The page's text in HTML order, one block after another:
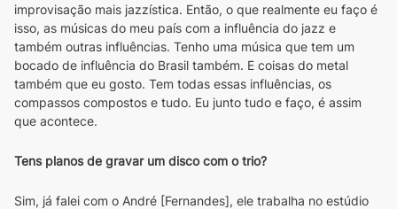
improvisação mais jazzística. Então, o que realmente eu faço é
isso, as músicas do meu país com a influência do jazz e
também outras influências. Tenho uma música que tem um
bocado de influência do Brasil também. E coisas do metal
também que eu gosto. Tem todas essas influências, os
compassos compostos e tudo. Eu junto tudo e faço, é assim
que acontece.
Tens planos de gravar um disco com o trio?
Sim, já falei com o André [Fernandes], ele trabalha no estúdio